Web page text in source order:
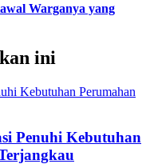
Warganya yang
ini
Penuhi Kebutuhan